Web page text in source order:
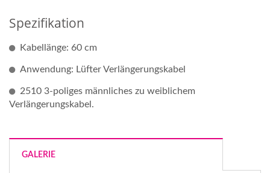
Spezifikation
Kabellänge: 60 cm
Anwendung: Lüfter Verlängerungskabel
2510 3-poliges männliches zu weiblichem
Verlängerungskabel.
GALERIE